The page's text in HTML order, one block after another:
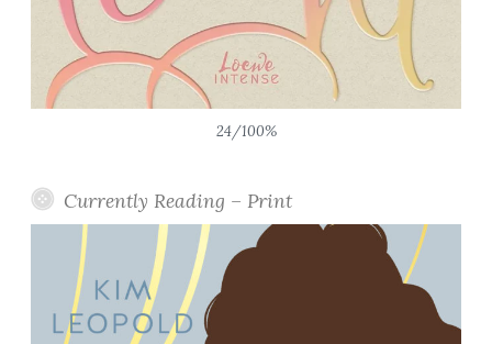
24/100%
Currently Reading – Print